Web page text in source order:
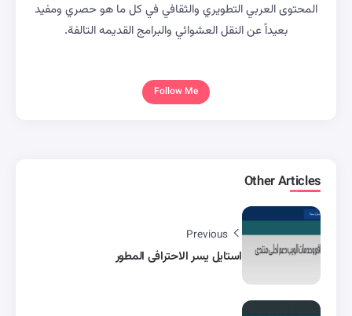
المحتوى العربي التطويري والثقافي في كل ما هو حصري ومفيد
بعيداً عن النقل العشوائي والبرامج القديمه التالفة.
Follow Me
Other Articles
Previous
استايل يسر الاحترافى المطور